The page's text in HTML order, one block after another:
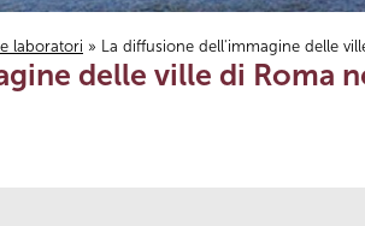
laboratori » La diffusione dell'immagine delle
delle ville di Roma